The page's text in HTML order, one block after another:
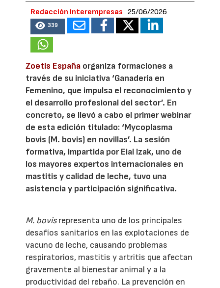
Redacción Interempresas 25/06/2026
339
Zoetis España organiza formaciones a
través de su iniciativa ‘Ganadería en
Femenino, que impulsa el reconocimiento y
el desarrollo profesional del sector’. En
concreto, se llevó a cabo el primer webinar
de esta edición titulado: ‘Mycoplasma
bovis (M. bovis) en novillas’. La sesión
formativa, impartida por Eial Izak, uno de
los mayores expertos internacionales en
mastitis y calidad de leche, tuvo una
asistencia y participación significativa.
M. bovisrepresenta uno de los principales
desafíos sanitarios en las explotaciones de
vacuno de leche, causando problemas
respiratorios, mastitis y artritis que afectan
gravemente al bienestar animal y a la
productividad del rebaño. La prevención en